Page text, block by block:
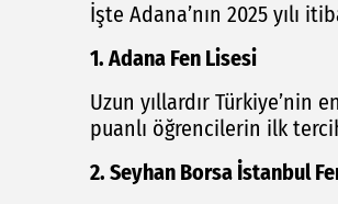
İşte Adana’nın 2025 yılı
1. Adana Fen Lisesi
Uzun yıllardır Türkiye’nin
puanlı öğrencilerin ilk
2. Seyhan Borsa İstanbul